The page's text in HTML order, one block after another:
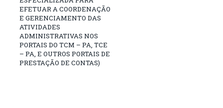
EFETUAR A COORDENAÇÃO
E GERENCIAMENTO DAS
ATIVIDADES
ADMINISTRATIVAS NOS
PORTAIS DO TCM – PA, TCE
– PA, E OUTROS PORTAIS DE
PRESTAÇÃO DE CONTAS)